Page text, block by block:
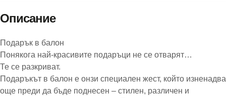
Описание
Подарък в балон
Понякога най-красивите подаръци не се отварят…
Те се разкриват.
Подаръкът в балон е онзи специален жест, който изненадва
още преди да бъде поднесен – стилен, различен и